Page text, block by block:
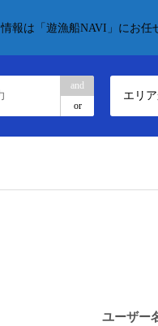
報は「遊漁船NAVI」にお任
and
or
エリ
ユーザー